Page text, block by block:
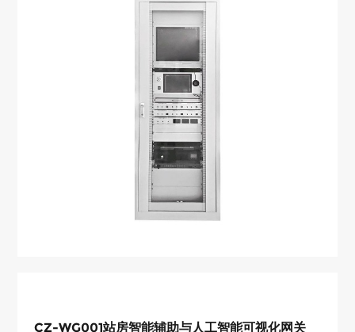
CZ-WG001站房智能辅助与人工智能可视化网关